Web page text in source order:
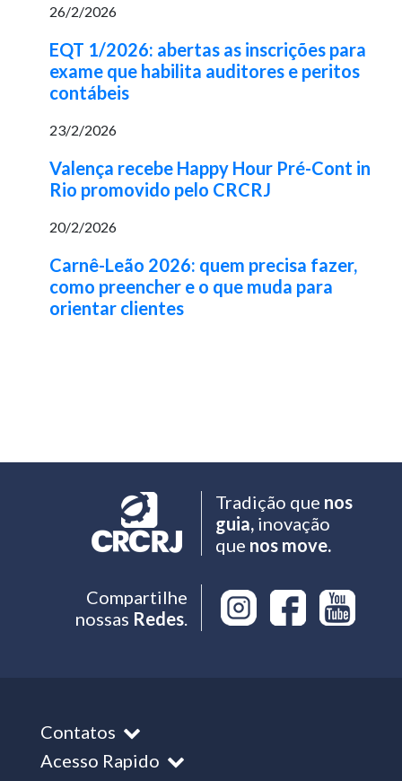
26/2/2026
EQT 1/2026: abertas as inscrições para
exame que habilita auditores e peritos
contábeis
23/2/2026
Valença recebe Happy Hour Pré-Cont in
Rio promovido pelo CRCRJ
20/2/2026
Carnê-Leão 2026: quem precisa fazer,
como preencher e o que muda para
orientar clientes
Tradição que nos
guia,inovação
que nos move.
Compartilhe
nossas Redes.
Contatos
Acesso Rapido